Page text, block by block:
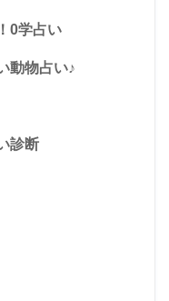
0学占い
動物占い♪
診断